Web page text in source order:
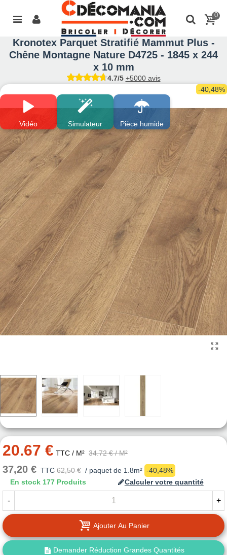
0
Kronotex Parquet Stratifié Mammut Plus -
Chêne Montagne Nature D4725 - 1845 x 244
x 10 mm
4.7/5 +5000 avis
Vidéo Simulateur Pièce humide
-40,48%
20.67 € TTC / M² 34.72 € / M²
37,20 € TTC 62,50 € / paquet de 1.8m² -40,48%
En stock 177 Produits Calculer votre quantité
- +
Ajouter Au Panier
Demander Réduction Grandes Quantités